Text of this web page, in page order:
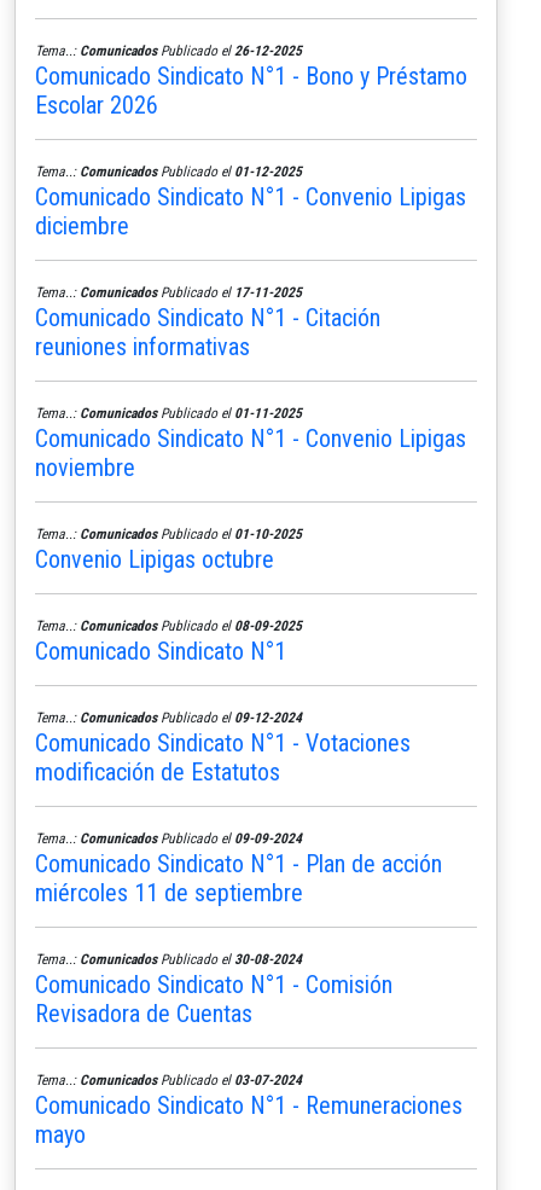
Tema..: ComunicadosPublicado el 26-12-2025
Comunicado Sindicato N°1 - Bono y Préstamo
Escolar 2026
Tema..: ComunicadosPublicado el 01-12-2025
Comunicado Sindicato N°1 - Convenio Lipigas
diciembre
Tema..: ComunicadosPublicado el 17-11-2025
Comunicado Sindicato N°1 - Citación
reuniones informativas
Tema..: ComunicadosPublicado el 01-11-2025
Comunicado Sindicato N°1 - Convenio Lipigas
noviembre
Tema..: ComunicadosPublicado el 01-10-2025
Convenio Lipigas octubre
Tema..: ComunicadosPublicado el 08-09-2025
Comunicado Sindicato N°1
Tema..: ComunicadosPublicado el 09-12-2024
Comunicado Sindicato N°1 - Votaciones
modificación de Estatutos
Tema..: ComunicadosPublicado el 09-09-2024
Comunicado Sindicato N°1 - Plan de acción
miércoles 11 de septiembre
Tema..: ComunicadosPublicado el 30-08-2024
Comunicado Sindicato N°1 - Comisión
Revisadora de Cuentas
Tema..: ComunicadosPublicado el 03-07-2024
Comunicado Sindicato N°1 - Remuneraciones
mayo